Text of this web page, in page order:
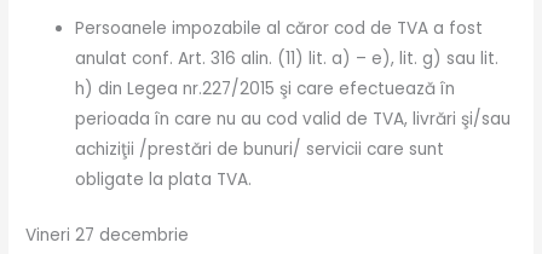
Persoanele impozabile al căror cod de TVA a fost
anulat conf. Art. 316 alin. (11) lit. a) – e), lit. g) sau lit.
h) din Legea nr.227/2015 şi care efectuează în
perioada în care nu au cod valid de TVA, livrări şi/sau
achiziţii /prestări de bunuri/ servicii care sunt
obligate la plata TVA.
Vineri 27 decembrie